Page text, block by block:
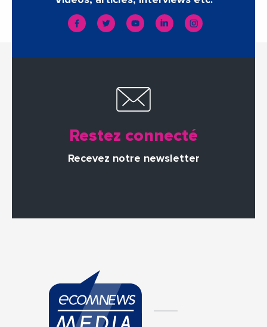
Restez connecté
Recevez notre newsletter